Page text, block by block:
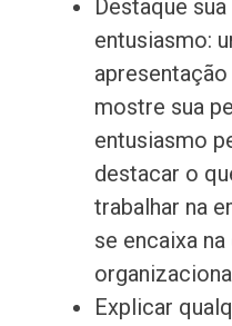
Destaque
entusiasmo:
mostre sua
entusiasmo
destacar o
trabalhar na
se encaixa
Explicar